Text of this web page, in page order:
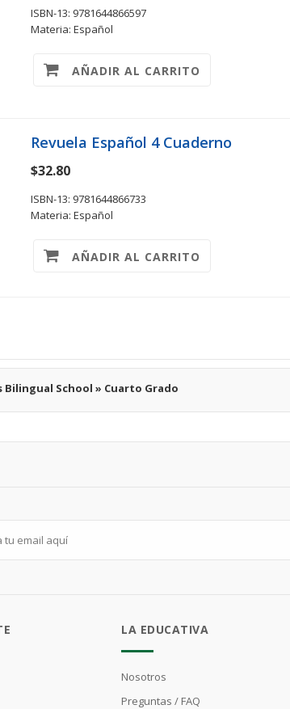
ISBN-13: 9781644866597
Materia: Español
AÑADIR AL CARRITO
Revuela Español 4 Cuaderno
$32.80
ISBN-13: 9781644866733
Materia: Español
AÑADIR AL CARRITO
School » Cuarto Grado
LA EDUCATIVA
Nosotros
Preguntas / FAQ